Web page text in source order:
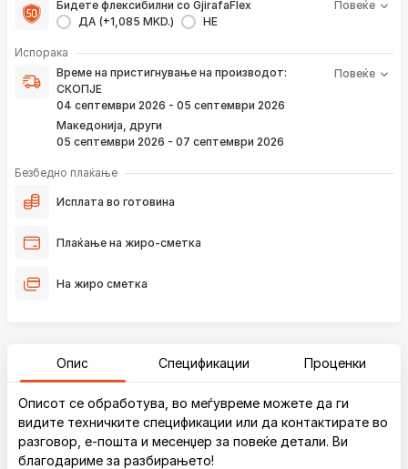
Бидете флексибилни со GjirafaFlex
ДА (+1,085 MKD.)
НЕ
Повеќе
Испорака
Време на пристигнување на производот:
СКОПЈЕ
04 септември 2026 - 05 септември 2026
Македонија, други
05 септември 2026 - 07 септември 2026
Повеќе
Време на пристигнување на производот е периодот од
моментот кога е направена верификација на вашата
нарачка и известувањето за верификација што го
добивате преку е-пошта или смс.
Ако нарачката е поставена сега, производот
пристигнува во временскиот рок наведен погоре.
Постојано ќе Ве известуваме преку е-пошта за
локацијата на вашата нарачка, како и кога истата ќе
до вашата адреса.
*Во 99% од случаите, производите пристигнуваат во временскиот
рок наведен погоре. Имајте в предвид дека меѓународните празници
Безбедно плаќање
Исплата во готовина
Плаќање на жиро-сметка
На жиро сметка
Опис Спецификации Проценки
Описот се обработува, во меѓувреме можете да ги
видите техничките спецификации или да контактирате во
разговор, е-пошта и месенџер за повеќе детали. Ви
благодариме за разбирањето!